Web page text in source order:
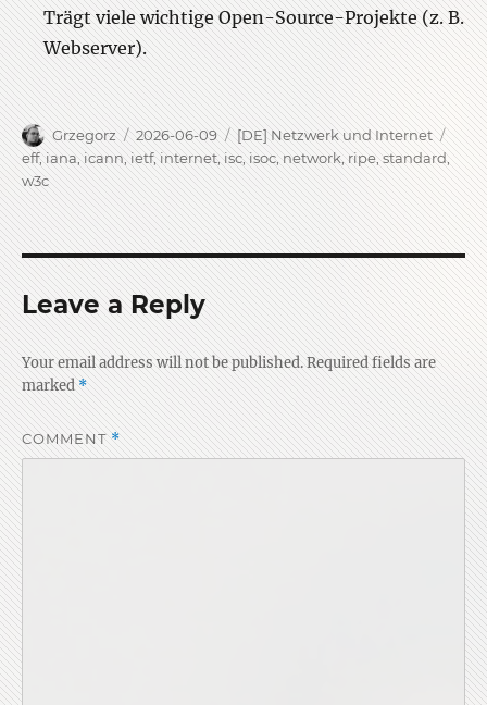
Trägt viele wichtige Open-Source-Projekte (z. B.
Webserver).
Author
Grzegorz
Posted
on
2026-06-09 Categories
[DE] Netzwerk und Internet
Tags
eff,iana, icann, ietf, internet,isc, isoc, network, ripe, standard,
w3c
Leave a Reply
Your email address will not be published.Required fields are
marked*
COMMENT *